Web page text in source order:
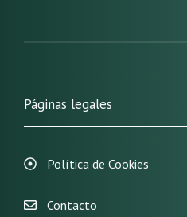
Páginas legales
Política de Cookies
Contacto